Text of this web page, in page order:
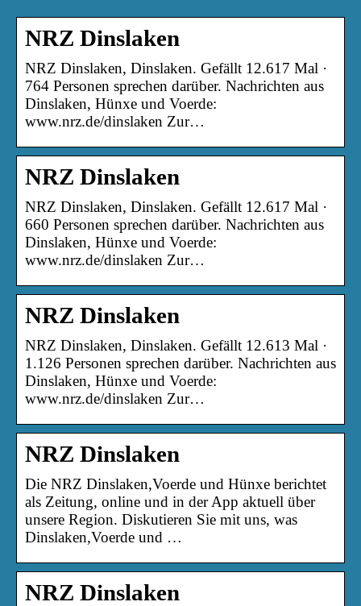
NRZ Dinslaken
NRZ Dinslaken, Dinslaken. Gefällt 12.617 Mal ·
764 Personen sprechen darüber. Nachrichten aus
Dinslaken, Hünxe und Voerde:
www.nrz.de/dinslaken Zur…
NRZ Dinslaken
NRZ Dinslaken, Dinslaken. Gefällt 12.617 Mal ·
660 Personen sprechen darüber. Nachrichten aus
Dinslaken, Hünxe und Voerde:
www.nrz.de/dinslaken Zur…
NRZ Dinslaken
NRZ Dinslaken, Dinslaken. Gefällt 12.613 Mal ·
1.126 Personen sprechen darüber. Nachrichten aus
Dinslaken, Hünxe und Voerde:
www.nrz.de/dinslaken Zur…
NRZ Dinslaken
Die NRZ Dinslaken,Voerde und Hünxe berichtet
als Zeitung, online und in der App aktuell über
unsere Region. Diskutieren Sie mit uns, was
Dinslaken,Voerde und …
NRZ Dinslaken